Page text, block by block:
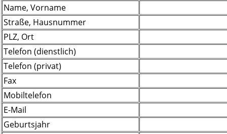
Name, Vorname
Straße, Hausnummer
PLZ, Ort
Telefon (dienstlich)
Telefon (privat)
Fax
Mobiltelefon
E-Mail
Geburtsjahr